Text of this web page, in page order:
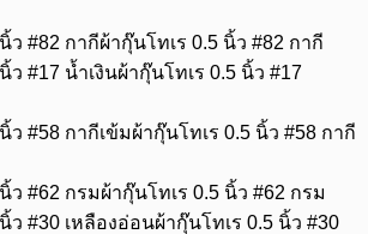
ผ้ากุ๊นโทเร 0.5 นิ้ว #82 กากี
ผ้ากุ๊นโทเร 0.5 นิ้ว #17
ผ้ากุ๊นโทเร 0.5 นิ้ว #58 กากี
ผ้ากุ๊นโทเร 0.5 นิ้ว #62 กรม
ผ้ากุ๊นโทเร 0.5 นิ้ว #30